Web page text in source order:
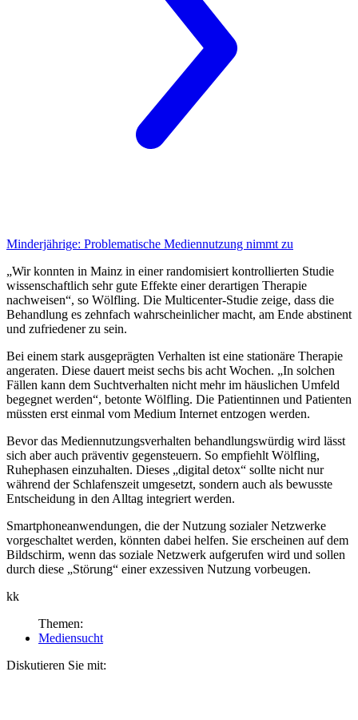
Minderjährige: Problematische Mediennutzung nimmt zu
„Wir konnten in Mainz in einer randomisiert kontrollierten Studie
wissenschaftlich sehr gute Effekte einer derartigen Therapie
nachweisen“, so Wölfling. Die Multicenter-Studie zeige, dass die
Behandlung es zehnfach wahrscheinlicher macht, am Ende abstinent
und zufriedener zu sein.
Bei einem stark ausgeprägten Verhalten ist eine stationäre Therapie
angeraten. Diese dauert meist sechs bis acht Wochen. „In solchen
Fällen kann dem Suchtverhalten nicht mehr im häuslichen Umfeld
begegnet wer­den“, betonte Wölfling. Die Patientinnen und Patienten
müssten erst einmal vom Medium Internet entzogen werden.
Bevor das Mediennutzungsverhalten behandlungswürdig wird lässt
sich aber auch präventiv gegensteuern. So empfiehlt Wölfling,
Ruhephasen einzuhalten. Dieses „digital detox“ sollte nicht nur
während der Schlafenszeit umgesetzt, sondern auch als bewusste
Entscheidung in den Alltag integriert werden.
Smartphoneanwendungen, die der Nutzung sozialer Netzwerke
vorgeschaltet werden, könnten dabei helfen. Sie erscheinen auf dem
Bildschirm, wenn das soziale Netzwerk aufgerufen wird und sollen
durch diese „Störung“ einer exzessiven Nutzung vorbeugen.
kk
Themen:
Mediensucht
Diskutieren Sie mit: